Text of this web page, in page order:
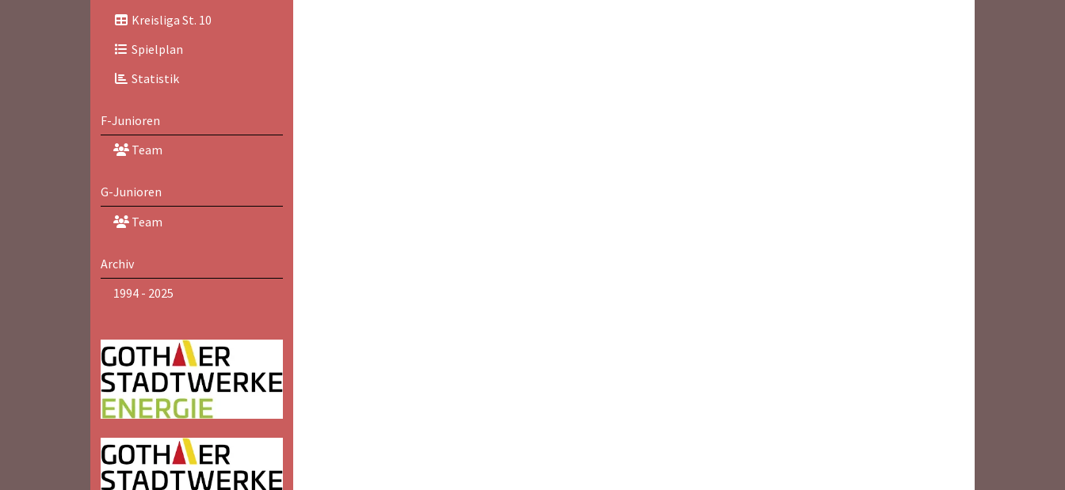
Kreisliga St. 10
Spielplan
Statistik
F-Junioren
Team
G-Junioren
Team
Archiv
1994 - 2025